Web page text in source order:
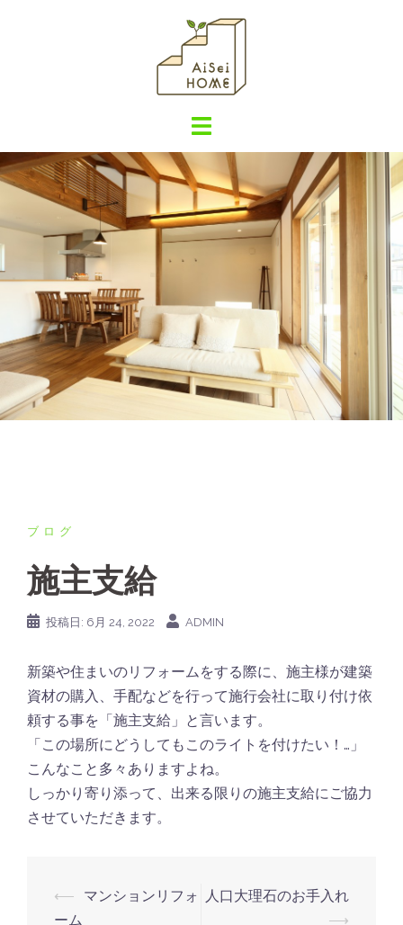
ブログ
施主支給
投稿日: 6月 24, 2022 ADMIN
新築や住まいのリフォームをする際に、施主様が建築
資材の購入、手配などを行って施行会社に取り付け依
頼する事を「施主支給」と言います。
「この場所にどうしてもこのライトを付けたい！…」
こんなこと多々ありますよね。
しっかり寄り添って、出来る限りの施主支給にご協力
させていただきます。
⟵
マンションリフォ
ーム
人口大理石のお手入れ
⟶